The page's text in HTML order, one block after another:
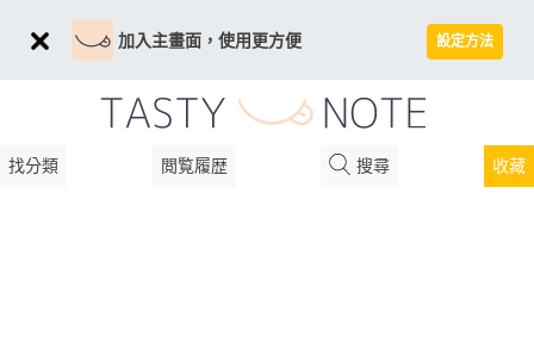
加入主畫面，使用更方便 設定方法
找分類 閲覧履歴 搜尋 收藏